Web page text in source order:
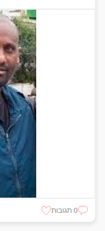
0 תגובות